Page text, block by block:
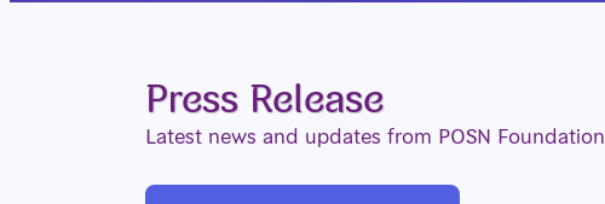
Press Release
Latest news and updates from POSN Foundation